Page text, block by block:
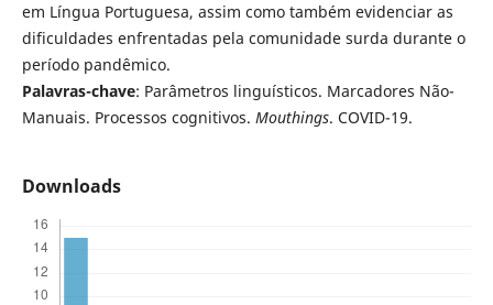
em Língua Portuguesa, assim como também evidenciar as
dificuldades enfrentadas pela comunidade surda durante o
período pandêmico.
Palavras-chave: Parâmetros linguísticos. Marcadores Não-
Manuais. Processos cognitivos. Mouthings. COVID-19.
Downloads